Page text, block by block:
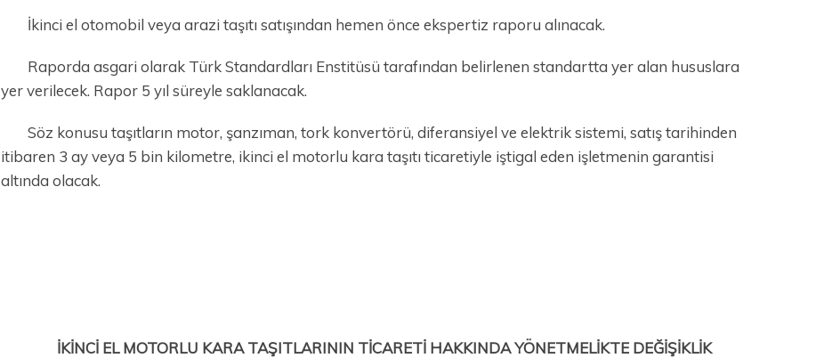
İkinci el otomobil veya arazi taşıtı satışından hemen önce ekspertiz raporu alınacak.
Raporda asgari olarak Türk Standardları Enstitüsü tarafından belirlenen standartta yer alan hususlara
yer verilecek. Rapor 5 yıl süreyle saklanacak.
Söz konusu taşıtların motor, şanzıman, tork konvertörü, diferansiyel ve elektrik sistemi, satış tarihinden
itibaren 3 ay veya 5 bin kilometre, ikinci el motorlu kara taşıtı ticaretiyle iştigal eden işletmenin garantisi
altında olacak.
İKİNCİ EL MOTORLU KARA TAŞITLARININ TİCARETİ HAKKINDAYÖNETMELİKTE DEĞİŞİKLİK